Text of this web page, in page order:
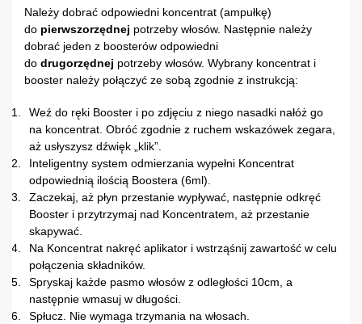
Należy dobrać odpowiedni koncentrat (ampułkę)
do pierwszorzędnej potrzeby włosów. Następnie należy
dobrać jeden z boosterów odpowiedni
do drugorzędnej potrzeby włosów. Wybrany koncentrat i
booster należy połączyć ze sobą zgodnie z instrukcją:
Weź do ręki Booster i po zdjęciu z niego nasadki nałóż go
na koncentrat. Obróć zgodnie z ruchem wskazówek zegara,
aż usłyszysz dźwięk „klik”.
Inteligentny system odmierzania wypełni Koncentrat
odpowiednią ilością Boostera (6ml).
Zaczekaj, aż płyn przestanie wypływać, następnie odkręć
Booster i przytrzymaj nad Koncentratem, aż przestanie
skapywać.
Na Koncentrat nakręć aplikator i wstrząśnij zawartość w celu
połączenia składników.
Spryskaj każde pasmo włosów z odległości 10cm, a
następnie wmasuj w długości.
Spłucz. Nie wymaga trzymania na włosach.